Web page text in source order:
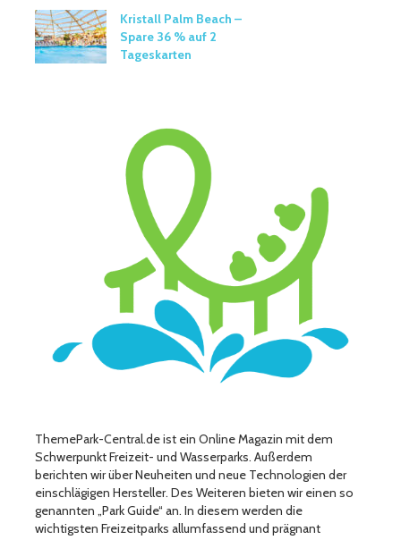
Kristall Palm Beach –
Spare 36 % auf 2
Tageskarten
ThemePark-Central.de ist ein Online Magazin mit dem
Schwerpunkt Freizeit- und Wasserparks. Außerdem
berichten wir über Neuheiten und neue Technologien der
einschlägigen Hersteller. Des Weiteren bieten wir einen so
genannten „Park Guide“ an. In diesem werden die
wichtigsten Freizeitparks allumfassend und prägnant